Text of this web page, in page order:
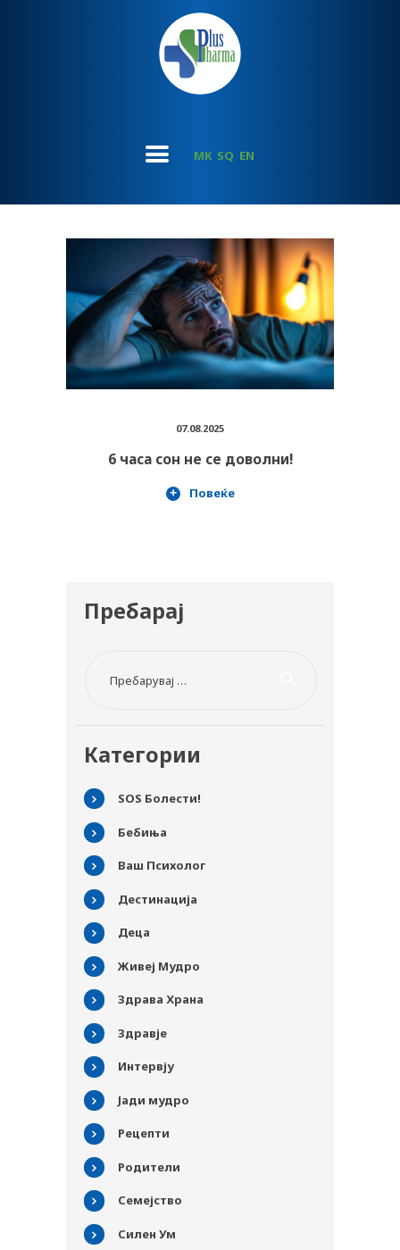
MK SQ EN
PLUSPHARMA
ПРЕПОРАКИ
СПИСАНИЕ
07.08.2025
6 часа сон не се доволни!
Повеќе
Пребарај
Категории
SOS Болести!
Бебиња
Ваш Психолог
Дестинација
Деца
Живеј Мудро
Здрава Храна
Здравје
Интервју
Јади мудро
Рецепти
Родители
Семејство
Силен Ум